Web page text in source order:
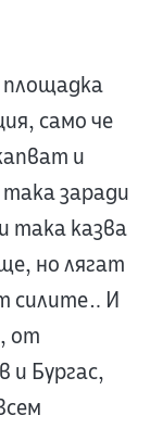
само че
и
заради
така казва
но лягат
силите… И
от
и Бургас,